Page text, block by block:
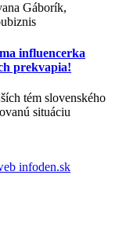
Gáborík,
influencerka
prekvapia!
tém slovenského
situáciu
infoden.sk